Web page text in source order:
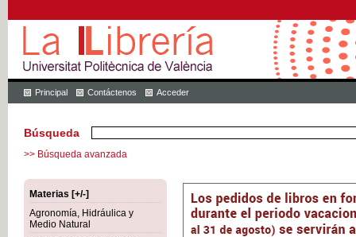
Principal Contáctenos Acceder
Búsqueda
>> Búsqueda avanzada
Materias [+/-]
Agronomía, Hidráulica y
Medio Natural